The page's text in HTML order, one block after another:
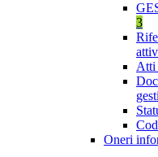
3
Atti
Oneri